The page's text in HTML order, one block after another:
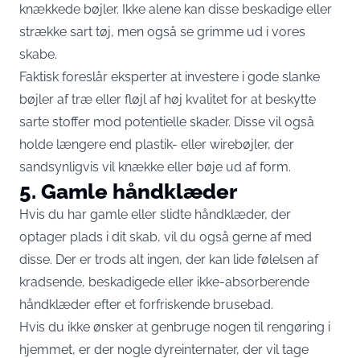
knækkede bøjler. Ikke alene kan disse beskadige eller
strække sart tøj, men også se grimme ud i vores
skabe.
Faktisk foreslår eksperter at investere i gode slanke
bøjler af træ eller fløjl af høj kvalitet for at beskytte
sarte stoffer mod potentielle skader. Disse vil også
holde længere end plastik- eller wirebøjler, der
sandsynligvis vil knække eller bøje ud af form.
5. Gamle håndklæder
Hvis du har gamle eller slidte håndklæder, der
optager plads i dit skab, vil du også gerne af med
disse. Der er trods alt ingen, der kan lide følelsen af ​​
kradsende, beskadigede eller ikke-absorberende
håndklæder efter et forfriskende brusebad.
Hvis du ikke ønsker at genbruge nogen til rengøring i
hjemmet, er der nogle dyreinternater, der vil tage